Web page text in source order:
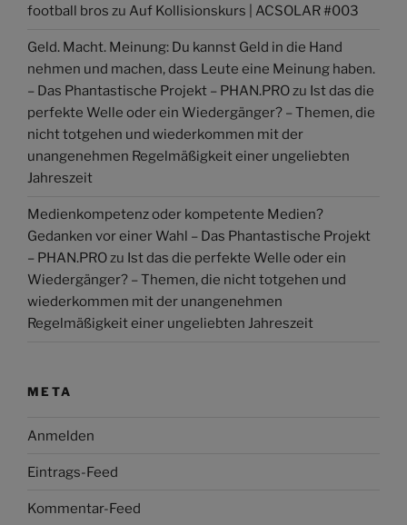
football bros zu Auf Kollisionskurs | ACSOLAR #003
Geld. Macht. Meinung: Du kannst Geld in die Hand
nehmen und machen, dass Leute eine Meinung haben.
– Das Phantastische Projekt – PHAN.PROzu Ist das die
perfekte Welle oder ein Wiedergänger? – Themen, die
nicht totgehen und wiederkommen mit der
unangenehmen Regelmäßigkeit einer ungeliebten
Jahreszeit
Medienkompetenz oder kompetente Medien?
Gedanken vor einer Wahl – Das Phantastische Projekt
– PHAN.PROzu Ist das die perfekte Welle oder ein
Wiedergänger? – Themen, die nicht totgehen und
wiederkommen mit der unangenehmen
Regelmäßigkeit einer ungeliebten Jahreszeit
META
Anmelden
Eintrags-Feed
Kommentar-Feed